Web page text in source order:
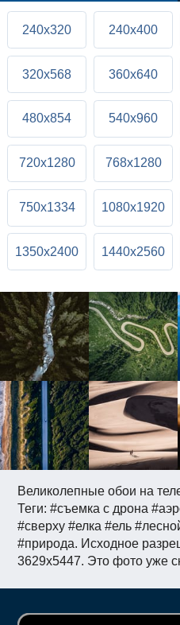
Великолепные обои на
Теги: #съемка с дрона
#сверху #елка #ель
#природа. Исходное
3629x5447. Это фото уже
240x320 240x400
320x568 360x640
480x854 540x960
720x1280 768x1280
750x1334 1080x1920
1350x2400 1440x2560